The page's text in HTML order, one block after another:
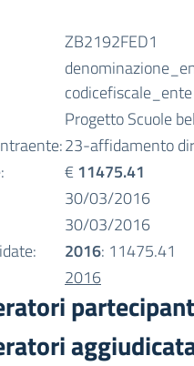
ZB2192FED1
codicefiscale_ente
Progetto Scuole
23-affidamento
€11475.41
30/03/2016
30/03/2016
2016: 11475.41
2016